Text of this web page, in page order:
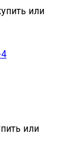
или
или